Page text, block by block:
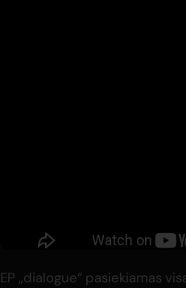
EP „dialogue“ pasiekiamas